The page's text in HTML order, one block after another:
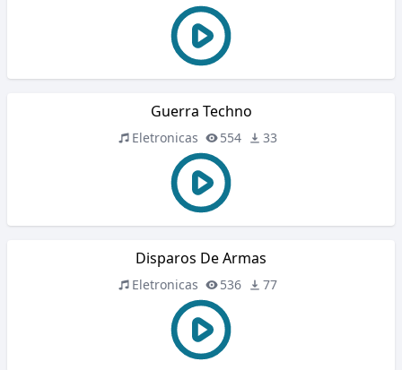
Guerra Techno
Eletronicas 554 33
Disparos De Armas
Eletronicas 536 77